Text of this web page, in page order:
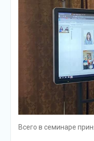
Всего в семинаре